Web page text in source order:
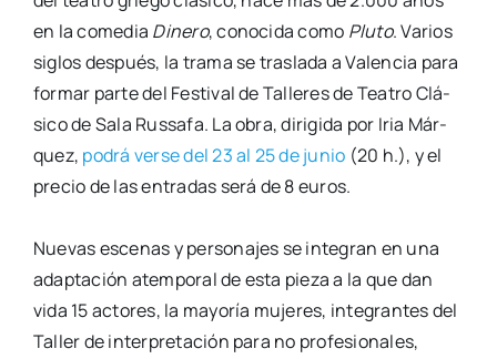
en la come­dia Dine­ro, cono­ci­da como Plu­to. Varios
siglos des­pués, la tra­ma se tras­la­da a Valen­cia para
for­mar par­te del Fes­ti­val de Talle­res de Tea­tro Clá­
si­co de Sala Rus­sa­fa. La obra, diri­gi­da por Iria Már­
quez, podrá ver­se del 23 al 25 de junio (20 h.), y el
pre­cio de las entra­das será de 8 euros.
Nue­vas esce­nas y per­so­na­jes se inte­gran en una
adap­ta­ción atem­po­ral de esta pie­za a la que dan
vida 15 acto­res, la mayo­ría muje­res, inte­gran­tes del
Taller de inter­pre­ta­ción para no pro­fe­sio­na­les,